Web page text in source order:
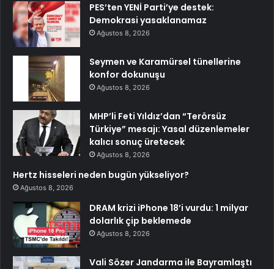
PES’ten YENİ Parti’ye destek:
Demokrasi yasaklanamaz
Ağustos 8, 2026
Seymen ve Karamürsel tünellerine
konfor dokunuşu
Ağustos 8, 2026
MHP’li Feti Yıldız’dan “Terörsüz
Türkiye” mesajı: Yasal düzenlemeler
kalıcı sonuç üretecek
Ağustos 8, 2026
Hertz hisseleri neden bugün yükseliyor?
Ağustos 8, 2026
DRAM krizi iPhone 18’i vurdu: 1 milyar
dolarlık çip beklemede
Ağustos 8, 2026
Vali Sözer Jandarma ile Bayramlaştı